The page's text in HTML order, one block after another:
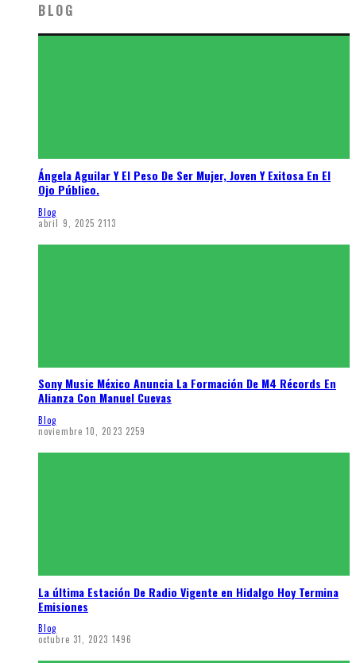
BLOG
Ángela Aguilar Y El Peso De Ser Mujer, Joven Y Exitosa En El
Ojo Público.
Blog
abril 9, 2025 2113
Sony Music México Anuncia La Formación De M4 Récords En
Alianza Con Manuel Cuevas
Blog
noviembre 10, 2023 2259
La última Estación De Radio Vigente en Hidalgo Hoy Termina
Emisiones
Blog
octubre 31, 2023 1496